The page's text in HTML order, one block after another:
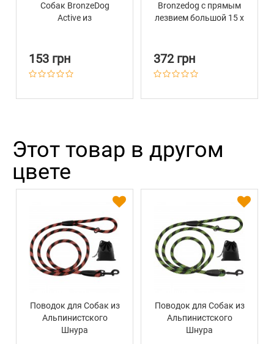
Собак BronzeDog
Active из
153 грн
Bronzedog с прямым
лезвием большой 15 х
372 грн
Этот товар в другом
цвете
Поводок для Собак из
Альпинистского
Шнура
Поводок для Собак из
Альпинистского
Шнура